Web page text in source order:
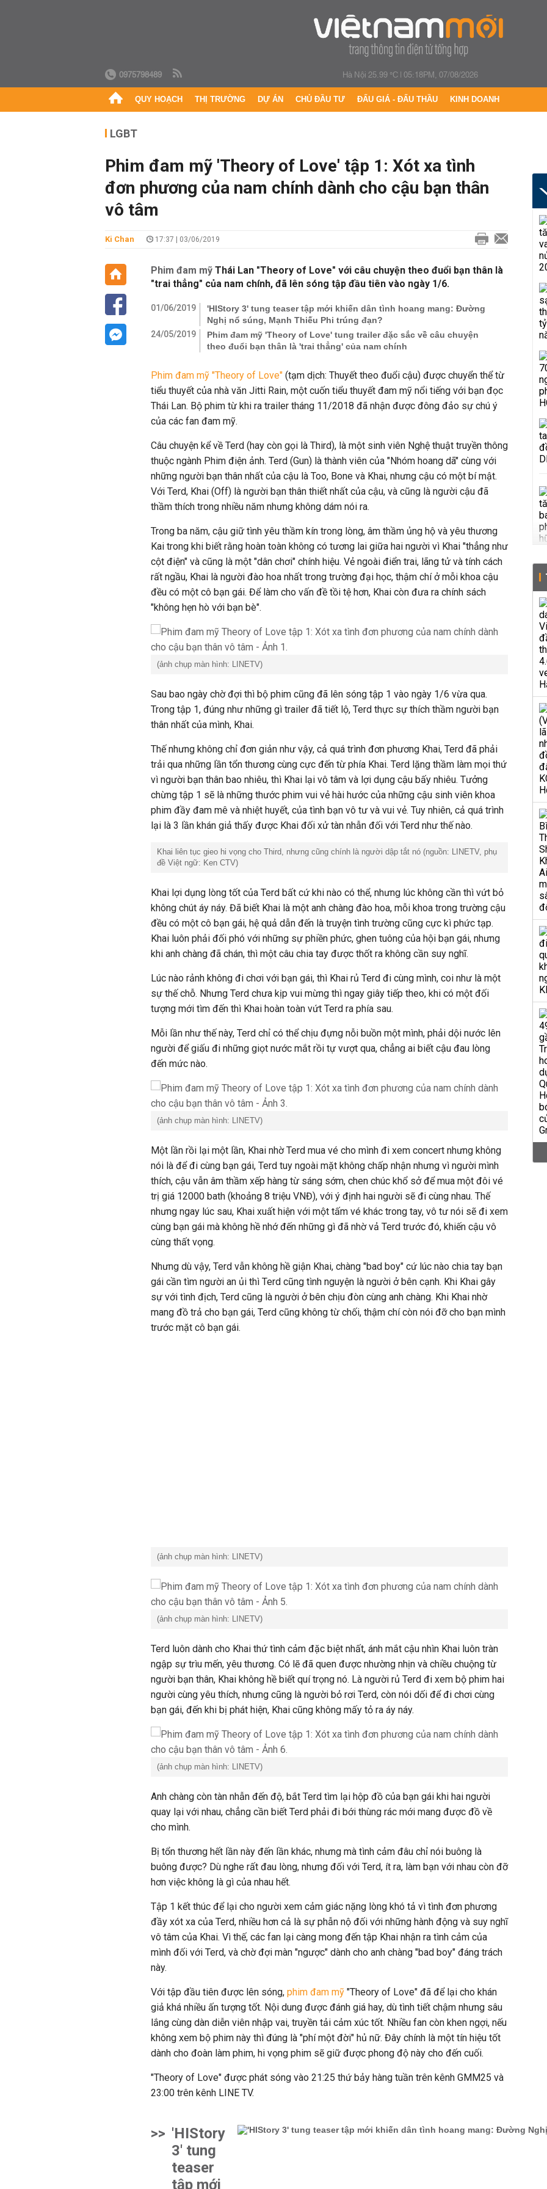
0975798489 Hà Nội 25.99 °C|05:18PM, 07/08/2026
QUY HOẠCH THỊ TRƯỜNG DỰ ÁN CHỦ ĐẦU TƯ ĐẤU GIÁ - ĐẤU THẦU KINH DOANH
LGBT
Phim đam mỹ 'Theory of Love' tập 1: Xót xa tình
đơn phương của nam chính dành cho cậu bạn thân
vô tâm
Ki Chan 17:37 | 03/06/2019
Phim đam mỹ Thái Lan "Theory of Love" với câu chuyện theo đuổi bạn thân là
"trai thẳng" của nam chính, đã lên sóng tập đầu tiên vào ngày 1/6.
01/06/2019
'HIStory 3' tung teaser tập mới khiến dân tình hoang mang: Đường
Nghị nổ súng, Mạnh Thiếu Phi trúng đạn?
24/05/2019
Phim đam mỹ 'Theory of Love' tung trailer đặc sắc về câu chuyện
theo đuổi bạn thân là 'trai thẳng' của nam chính
Phim đam mỹ "Theory of Love" (tạm dịch: Thuyết theo đuổi cậu) được chuyển thể từ
tiểu thuyết của nhà văn Jitti Rain, một cuốn tiểu thuyết đam mỹ nổi tiếng với bạn đọc
Thái Lan. Bộ phim từ khi ra trailer tháng 11/2018 đã nhận được đông đảo sự chú ý
của các fan đam mỹ.
Câu chuyện kể về Terd (hay còn gọi là Third), là một sinh viên Nghệ thuật truyền thông
thuộc ngành Phim điện ảnh. Terd (Gun) là thành viên của "Nhóm hoang dã" cùng với
những người bạn thân nhất của cậu là Too, Bone và Khai, nhưng cậu có một bí mật.
Với Terd, Khai (Off) là người bạn thân thiết nhất của cậu, và cũng là người cậu đã
thầm thích trong nhiều năm nhưng không dám nói ra.
Trong ba năm, cậu giữ tình yêu thầm kín trong lòng, âm thầm ủng hộ và yêu thương
Kai trong khi biết rằng hoàn toàn không có tương lai giữa hai người vì Khai "thẳng như
cột điện" và cũng là một "dân chơi" chính hiệu. Vẻ ngoài điển trai, lãng tử và tính cách
rất ngầu, Khai là người đào hoa nhất trong trường đại học, thậm chí ở mỗi khoa cậu
đều có một cô bạn gái. Để làm cho vấn đề tồi tệ hơn, Khai còn đưa ra chính sách
"không hẹn hò với bạn bè".
(ảnh chụp màn hình: LINETV)
Sau bao ngày chờ đợi thì bộ phim cũng đã lên sóng tập 1 vào ngày 1/6 vừa qua.
Trong tập 1, đúng như những gì trailer đã tiết lộ, Terd thực sự thích thầm người bạn
thân nhất của mình, Khai.
Thế nhưng không chỉ đơn giản như vậy, cả quá trình đơn phương Khai, Terd đã phải
trải qua những lần tổn thương cùng cực đến từ phía Khai. Terd lặng thầm làm mọi thứ
vì người bạn thân bao nhiêu, thì Khai lại vô tâm và lợi dụng cậu bấy nhiêu. Tưởng
chừng tập 1 sẽ là những thước phim vui vẻ hài hước của những cậu sinh viên khoa
phim đầy đam mê và nhiệt huyết, của tình bạn vô tư và vui vẻ. Tuy nhiên, cả quá trình
lại là 3 lần khán giả thấy được Khai đối xử tàn nhẫn đối với Terd như thế nào.
Khai liên tục gieo hi vọng cho Third, nhưng cũng chính là người dập tắt nó (nguồn: LINETV, phụ
đề Việt ngữ: Ken CTV)
Khai lợi dụng lòng tốt của Terd bất cứ khi nào có thể, nhưng lúc không cần thì vứt bỏ
không chút áy náy. Đã biết Khai là một anh chàng đào hoa, mỗi khoa trong trường cậu
đều có một cô bạn gái, hệ quả dẫn đến là truyện tình trường cũng cực kì phức tạp.
Khai luôn phải đối phó với những sự phiền phức, ghen tuông của hội bạn gái, nhưng
khi anh chàng đã chán, thì một câu chia tay được thốt ra không cần suy nghĩ.
Lúc nào rảnh không đi chơi với bạn gái, thì Khai rủ Terd đi cùng mình, coi như là một
sự thế chỗ. Nhưng Terd chưa kịp vui mừng thì ngay giây tiếp theo, khi có một đối
tượng mới tìm đến thì Khai hoàn toàn vứt Terd ra phía sau.
Mỗi lần như thế này, Terd chỉ có thể chịu đựng nỗi buồn một mình, phải dội nước lên
người để giấu đi những giọt nước mắt rồi tự vượt qua, chẳng ai biết cậu đau lòng
đến mức nào.
(ảnh chụp màn hình: LINETV)
Một lần rồi lại một lần, Khai nhờ Terd mua vé cho mình đi xem concert nhưng không
nói là để đi cùng bạn gái, Terd tuy ngoài mặt không chấp nhận nhưng vì người mình
thích, cậu vẫn âm thầm xếp hàng từ sáng sớm, chen chúc khổ sở để mua một đôi vé
trị giá 12000 bath (khoảng 8 triệu VNĐ), với ý định hai người sẽ đi cùng nhau. Thế
nhưng ngay lúc sau, Khai xuất hiện với một tấm vé khác trong tay, vô tư nói sẽ đi xem
cùng bạn gái mà không hề nhớ đến những gì đã nhờ vả Terd trước đó, khiến cậu vô
cùng thất vọng.
Nhưng dù vậy, Terd vẫn không hề giận Khai, chàng "bad boy" cứ lúc nào chia tay bạn
gái cần tìm người an ủi thì Terd cũng tình nguyện là người ở bên cạnh. Khi Khai gây
sự với tình địch, Terd cũng là người ở bên chịu đòn cùng anh chàng. Khi Khai nhờ
mang đồ trả cho bạn gái, Terd cũng không từ chối, thậm chí còn nói đỡ cho bạn mình
trước mặt cô bạn gái.
(ảnh chụp màn hình: LINETV)
(ảnh chụp màn hình: LINETV)
Terd luôn dành cho Khai thứ tình cảm đặc biệt nhất, ánh mắt cậu nhìn Khai luôn tràn
ngập sự trìu mến, yêu thương. Có lẽ đã quen được nhường nhịn và chiều chuộng từ
người bạn thân, Khai không hề biết quí trọng nó. Là người rủ Terd đi xem bộ phim hai
người cùng yêu thích, nhưng cũng là người bỏ rơi Terd, còn nói dối để đi chơi cùng
bạn gái, đến khi bị phát hiện, Khai cũng không mấy tỏ ra áy náy.
(ảnh chụp màn hình: LINETV)
Anh chàng còn tàn nhẫn đến độ, bắt Terd tìm lại hộp đồ của bạn gái khi hai người
quay lại với nhau, chẳng cần biết Terd phải đi bới thùng rác mới mang được đồ về
cho mình.
Bị tổn thương hết lần này đến lần khác, nhưng mà tình cảm đâu chỉ nói buông là
buông được? Dù nghe rất đau lòng, nhưng đối với Terd, ít ra, làm bạn với nhau còn đỡ
hơn việc không là gì của nhau hết.
Tập 1 kết thúc để lại cho người xem cảm giác nặng lòng khó tả vì tình đơn phương
đầy xót xa của Terd, nhiều hơn cả là sự phẫn nộ đối với những hành động và suy nghĩ
vô tâm của Khai. Vì thế, các fan lại càng mong đến tập Khai nhận ra tình cảm của
mình đối với Terd, và chờ đợi màn "ngược" dành cho anh chàng "bad boy" đáng trách
này.
Với tập đầu tiên được lên sóng, phim đam mỹ "Theory of Love" đã để lại cho khán
giả khá nhiều ấn tượng tốt. Nội dung được đánh giá hay, dù tình tiết chậm nhưng sâu
lắng cùng dàn diễn viên nhập vai, truyền tải cảm xúc tốt. Nhiều fan còn khen ngợi, nếu
không xem bộ phim này thì đúng là "phí một đời" hủ nữ. Đây chính là một tín hiệu tốt
dành cho đoàn làm phim, hi vọng phim sẽ giữ được phong độ này cho đến cuối.
"Theory of Love" được phát sóng vào 21:25 thứ bảy hàng tuần trên kênh GMM25 và
23:00 trên kênh LINE TV.
>> 'HIStory
3' tung
teaser
tập mới